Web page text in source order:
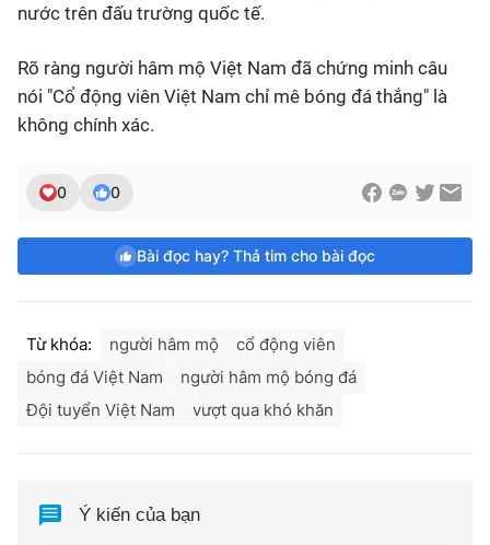
nước trên đấu trường quốc tế.
Rõ ràng người hâm mộ Việt Nam đã chứng minh câu
nói "Cổ động viên Việt Nam chỉ mê bóng đá thắng" là
không chính xác.
0 0
Bài đọc hay? Thả tim cho bài đọc
Từ khóa: người hâm mộ
cổ động viên
bóng đá Việt Nam
người hâm mộ bóng đá
Đội tuyển Việt Nam
vượt qua khó khăn
Ý kiến của bạn